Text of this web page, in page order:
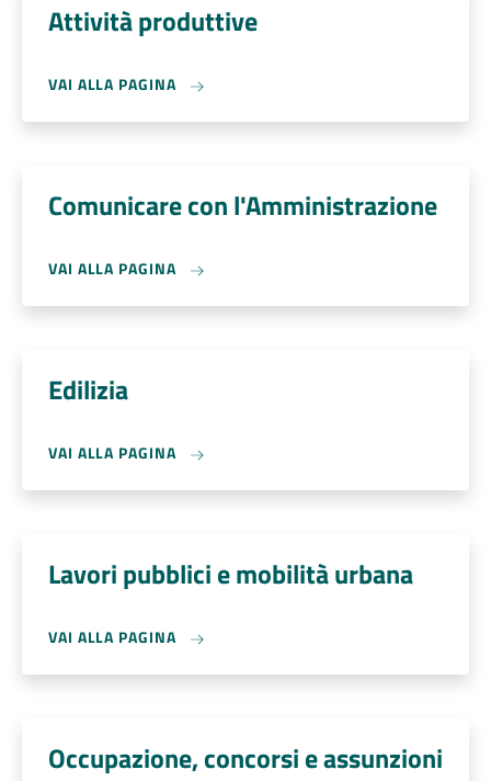
Attività produttive
VAI ALLA PAGINA
Comunicare con l'Amministrazione
VAI ALLA PAGINA
Edilizia
VAI ALLA PAGINA
Lavori pubblici e mobilità urbana
VAI ALLA PAGINA
Occupazione, concorsi e assunzioni